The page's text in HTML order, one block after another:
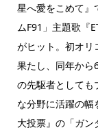
星へ愛をこめて』
ムF91」主題歌『
がヒット。初オリ
果たし、同年から
の先駆者としても
な分野に活躍の
大投票』の「ガン